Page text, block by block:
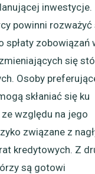
inwestycje.
powinni rozważyć
spłaty zobowiązań
się
Osoby
skłaniać się ku
ze względu na jego
związane z
kredytowych. Z
są gotowi